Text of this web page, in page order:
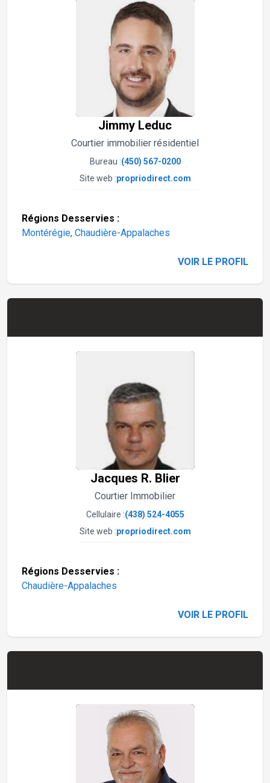
Jimmy Leduc
Courtier immobilier résidentiel
Bureau :(450) 567-0200
Site web :propriodirect.com
Régions Desservies :
Montérégie, Chaudière-Appalaches
VOIR LE PROFIL
Jacques R. Blier
Courtier Immobilier
Cellulaire :(438) 524-4055
Site web :propriodirect.com
Régions Desservies :
Chaudière-Appalaches
VOIR LE PROFIL